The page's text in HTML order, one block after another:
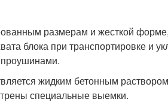
размерам и жесткой форме,
блока при транспортировке и
жидким бетонным
специальные выемки.